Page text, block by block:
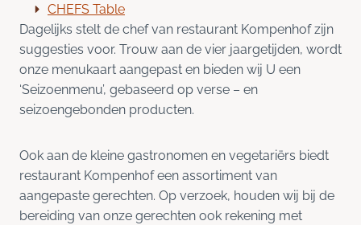
CHEFS Table
Dagelijks stelt de chef van restaurant Kompenhof zijn
suggesties voor. Trouw aan de vier jaargetijden, wordt
onze menukaart aangepast en bieden wij U een
‘Seizoenmenu’, gebaseerd op verse – en
seizoengebonden producten.
Ook aan de kleine gastronomen en vegetariërs biedt
restaurant Kompenhof een assortiment van
aangepaste gerechten. Op verzoek, houden wij bij de
bereiding van onze gerechten ook rekening met